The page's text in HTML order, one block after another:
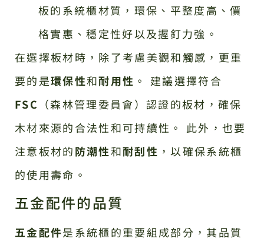
板的系統櫃材質，環保、平整度高、價
格實惠、穩定性好以及握釘力強。
在選擇板材時，除了考慮美觀和觸感，更重
要的是環保性和耐用性 。 建議選擇符合
FSC （森林管理委員會）認證的板材，確保
木材來源的合法性和可持續性。 此外，也要
注意板材的防潮性和耐刮性 ，以確保系統櫃
的使用壽命。
五金配件的品質
五金配件是系統櫃的重要組成部分，其品質